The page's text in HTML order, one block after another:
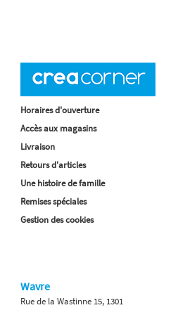
Horaires d'ouverture
Accès aux magasins
Livraison
Retours d'articles
Une histoire de famille
Remises spéciales
Gestion des cookies
Wavre
Rue de la Wastinne 15, 1301